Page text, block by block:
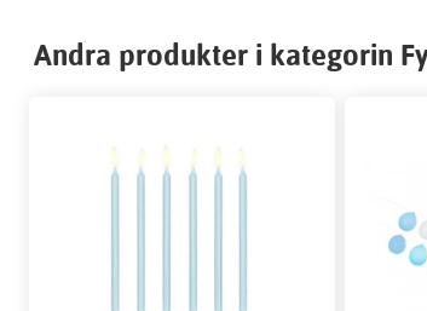
Andra produkter i kategorin